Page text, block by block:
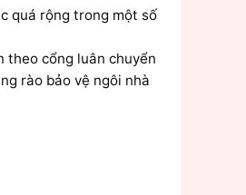
quá rộng trong một số
theo cổng luân chuyển
rào bảo vệ ngôi nhà